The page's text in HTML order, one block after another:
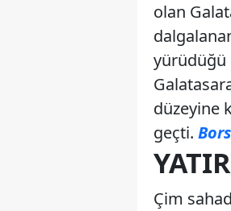
olan
yürüdüğü
düzeyine
geçti.
Çim